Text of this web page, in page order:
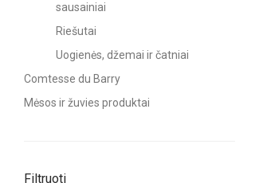
sausainiai
Riešutai
Uogienės, džemai ir čatniai
Comtesse du Barry
Mėsos ir žuvies produktai
Filtruoti